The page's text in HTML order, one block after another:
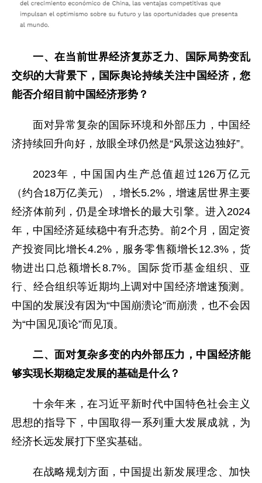
一、在当前世界经济复苏乏力、国际局势变乱
交织的大背景下，国际舆论持续关注中国经济，您
能否介绍目前中国经济形势？
面对异常复杂的国际环境和外部压力，中国经
济持续回升向好，放眼全球仍然是“风景这边独好”。
2023年，中国国内生产总值超过126万亿元
（约合18万亿美元），增长5.2%，增速居世界主要
经济体前列，仍是全球增长的最大引擎。进入2024
年，中国经济延续稳中有升态势。前2个月，固定资
产投资同比增长4.2%，服务零售额增长12.3%，货
物进出口总额增长8.7%。国际货币基金组织、亚
行、经合组织等近期均上调对中国经济增速预测。
中国的发展没有因为“中国崩溃论”而崩溃，也不会因
为“中国见顶论”而见顶。
二、面对复杂多变的内外部压力，中国经济能
够实现长期稳定发展的基础是什么？
十余年来，在习近平新时代中国特色社会主义
思想的指导下，中国取得一系列重大发展成就，为
经济长远发展打下坚实基础。
在战略规划方面，中国提出新发展理念、加快